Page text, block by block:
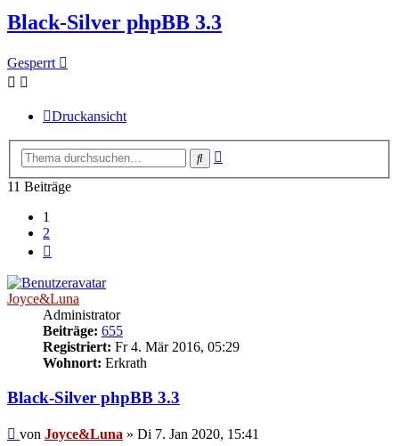
Black-Silver phpBB 3.3
Gesperrt
Druckansicht
Suche
11 Beiträge
1
2
Joyce&Luna
Administrator
Beiträge: 655
Registriert: Fr 4. Mär 2016, 05:29
Wohnort: Erkrath
Black-Silver phpBB 3.3
Beitrag
von Joyce&Luna » Di 7. Jan 2020, 15:41